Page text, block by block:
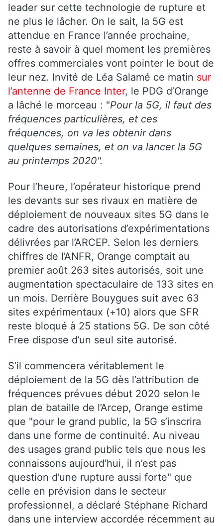
leader sur cette technologie de rupture et
ne plus le lâcher. On le sait, la 5G est
attendue en France l’année prochaine,
reste à savoir à quel moment les premières
offres commerciales vont pointer le bout de
leur nez. Invité de Léa Salamé ce matin sur
l’antenne de France Inter, le PDG d’Orange
a lâché le morceau : "Pour la 5G, il faut des
fréquences particulières, et ces
fréquences, on va les obtenir dans
quelques semaines, et on va lancer la 5G
au printemps 2020".
Pour l’heure, l’opérateur historique prend
les devants sur ses rivaux en matière de
déploiement de nouveaux sites 5G dans le
cadre des autorisations d’expérimentations
délivrées par l’ARCEP. Selon les derniers
chiffres de l’ANFR, Orange comptait au
premier août 263 sites autorisés, soit une
augmentation spectaculaire de 133 sites en
un mois. Derrière Bouygues suit avec 63
sites expérimentaux (+10) alors que SFR
reste bloqué à 25 stations 5G. De son côté
Free dispose d’un seul site autorisé.
S’il commencera véritablement le
déploiement de la 5G dès l’attribution de
fréquences prévues début 2020 selon le
plan de bataille de l’Arcep, Orange estime
que "pour le grand public, la 5G s’inscrira
dans une forme de continuité. Au niveau
des usages grand public tels que nous les
connaissons aujourd’hui, il n’est pas
question d’une rupture aussi forte" que
celle en prévision dans le secteur
professionnel, a déclaré Stéphane Richard
dans une interview accordée récemment au